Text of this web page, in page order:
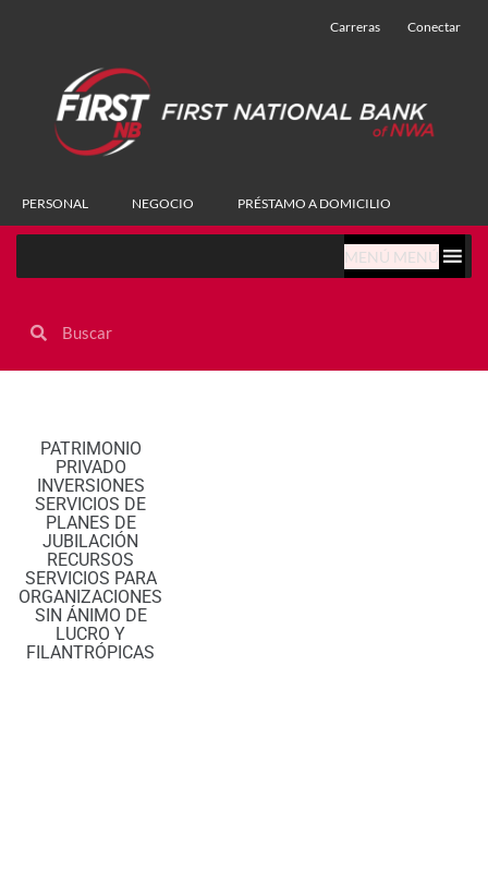
PERSONAL NEGOCIO PRÉSTAMO A DOMICILIO
Carreras Conectar
MENÚ MENÚ
PATRIMONIO
PRIVADO
INVERSIONES
SERVICIOS DE
PLANES DE
JUBILACIÓN
RECURSOS
SERVICIOS PARA
ORGANIZACIONES
SIN ÁNIMO DE
LUCRO Y
FILANTRÓPICAS